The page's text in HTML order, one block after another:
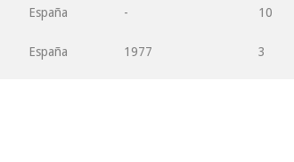
España - 10
España 1977 3